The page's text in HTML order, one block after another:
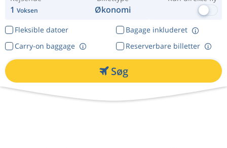
1 Voksen Økonomi
Fleksible datoer
Bagage inkluderet
Reserverbare billetter
Carry-on baggage
Søg